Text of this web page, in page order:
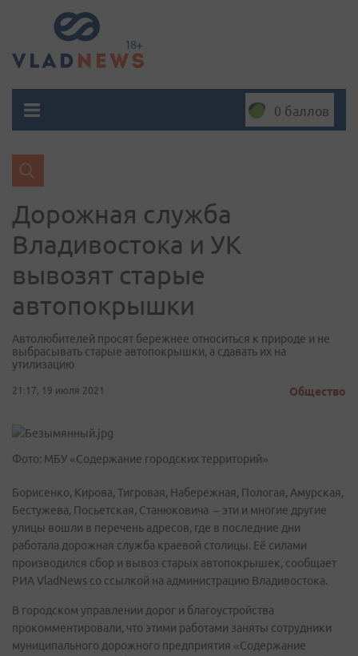
0 баллов
Дорожная служба
Владивостока и УК
вывозят старые
автопокрышки
Автолюбителей просят бережнее относиться к природе и не
выбрасывать старые автопокрышки, а сдавать их на
утилизацию
21:17, 19 июля 2021 Общество
Фото: МБУ «Содержание городских территорий»
Борисенко, Кирова, Тигровая, Набережная, Пологая, Амурская,
Бестужева, Посьетская, Станюковича – эти и многие другие
улицы вошли в перечень адресов, где в последние дни
работала дорожная служба краевой столицы. Её силами
производился сбор и вывоз старых автопокрышек, сообщает
РИА VladNews со ссылкой на администрацию Владивостока.
В городском управлении дорог и благоустройства
прокомментировали, что этими работами заняты сотрудники
муниципального дорожного предприятия «Содержание